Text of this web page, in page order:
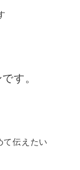
す。
て伝えたい